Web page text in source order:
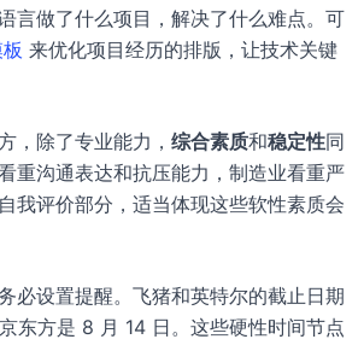
言做了什么项目，解决了什么难点。可
来优化项目经历的排版，让技术关键
，除了专业能力， 综合素质和稳定性同
重沟通表达和抗压能力，制造业看重严
我评价部分，适当体现这些软性素质会
必设置提醒。飞猪和英特尔的截止日期
东方是 8 月 14 日。这些硬性时间节点